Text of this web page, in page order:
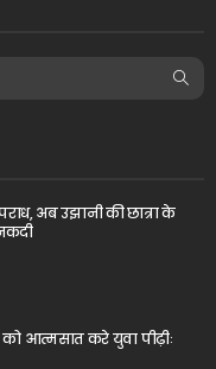
अब उझानी की छात्रा के
आत्मसात करे युवा पीढ़ीः